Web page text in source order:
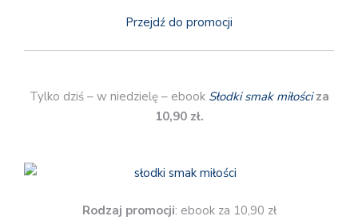
Przejdź do promocji
Tylko dziś – w niedzielę – ebook Słodki smak miłościza
10,90 zł.
Rodzaj promocji: ebook za 10,90 zł